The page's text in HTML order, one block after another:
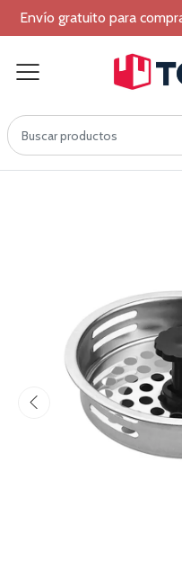
Envío gratuito para